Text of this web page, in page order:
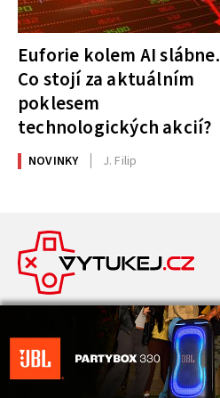
Euforie kolem AI slábne.
Co stojí za aktuálním
poklesem
technologických akcií?
NOVINKY J. Filip